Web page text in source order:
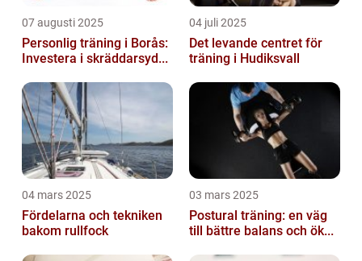
07 augusti 2025
Personlig träning i Borås:
Investera i skräddarsyd...
04 juli 2025
Det levande centret för
träning i Hudiksvall
04 mars 2025
Fördelarna och tekniken
bakom rullfock
03 mars 2025
Postural träning: en väg
till bättre balans och ök...